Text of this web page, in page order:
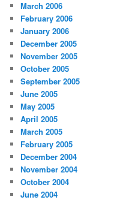
March 2006
February 2006
January 2006
December 2005
November 2005
October 2005
September 2005
June 2005
May 2005
April 2005
March 2005
February 2005
December 2004
November 2004
October 2004
June 2004